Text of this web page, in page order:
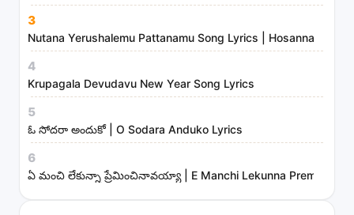
3
Nutana Yerushalemu Pattanamu Song Lyrics | Hosanna
4
Krupagala Devudavu New Year Song Lyrics
5
ఓ సోదరా అందుకో | O Sodara Anduko Lyrics
6
ఏ మంచి లేకున్నా ప్రేమించినావయ్యా | E Manchi Lekunna